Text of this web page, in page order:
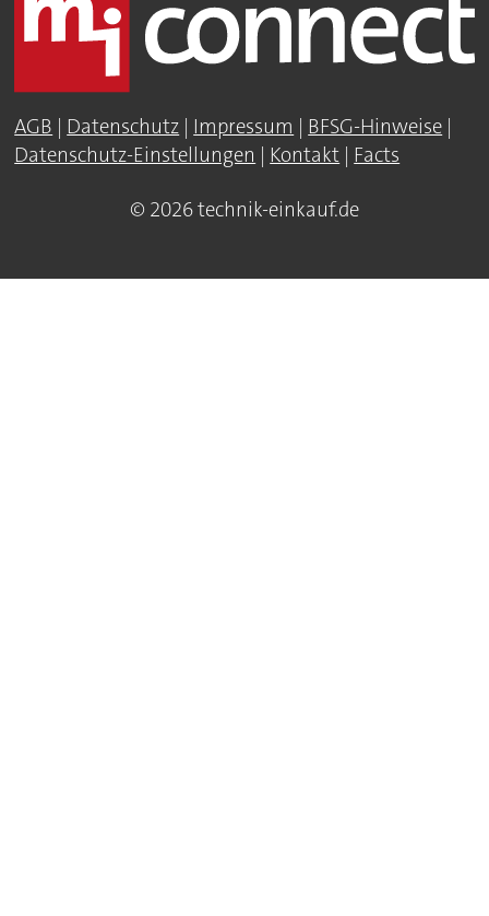
AGB | Datenschutz | Impressum | BFSG-Hinweise |
Datenschutz-Einstellungen | Kontakt | Facts
© 2026 technik-einkauf.de